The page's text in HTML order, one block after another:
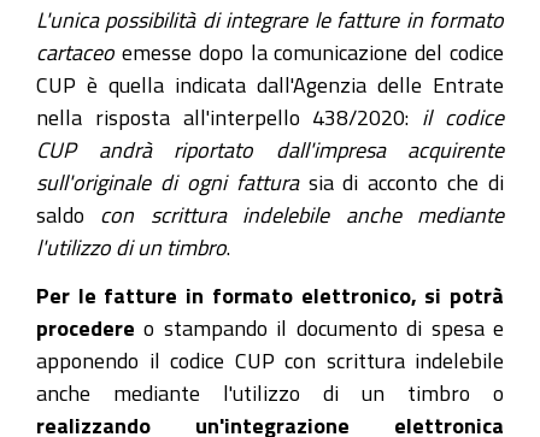
L'unica possibilità di integrare le fatture in formato
cartaceo emesse dopo la comunicazione del codice
CUP è quella indicata dall'Agenzia delle Entrate
nella risposta all'interpello 438/2020: il codice
CUP andrà riportato dall'impresa acquirente
sull'originale di ogni fatturasia di acconto che di
saldo con scrittura indelebile anche mediante
l'utilizzo di un timbro
Per le fatture in formato elettronico, si potrà
procedere o stampando il documento di spesa e
apponendo il codice CUP con scrittura indelebile
anche mediante l'utilizzo di un timbro o
realizzando un'integrazione elettronica